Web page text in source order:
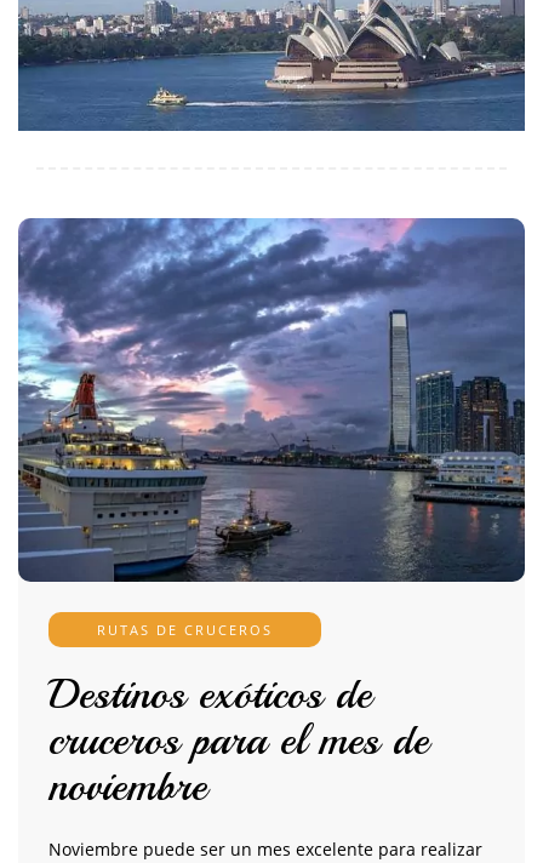
RUTAS DE CRUCEROS
Destinos exóticos de
cruceros para el mes de
noviembre
Noviembre puede ser un mes excelente para realizar